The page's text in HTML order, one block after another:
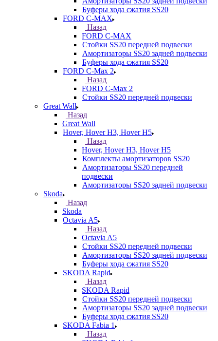
Буферы хода сжатия SS20
FORD С-MAX
Назад
FORD С-MAX
Стойки SS20 передней подвески
Амортизаторы SS20 задней подвески
Буферы хода сжатия SS20
FORD C-Max 2
Назад
FORD C-Max 2
Стойки SS20 передней подвески
Great Wall
Назад
Great Wall
Hover, Hover H3, Hover H5
Назад
Hover, Hover H3, Hover H5
Комплекты амортизаторов SS20
Амортизаторы SS20 передней
подвески
Амортизаторы SS20 задней подвески
Skoda
Назад
Skoda
Octavia A5
Назад
Octavia A5
Стойки SS20 передней подвески
Амортизаторы SS20 задней подвески
Буферы хода сжатия SS20
SKODA Rapid
Назад
SKODA Rapid
Стойки SS20 передней подвески
Амортизаторы SS20 задней подвески
Буферы хода сжатия SS20
SKODA Fabia 1
Назад